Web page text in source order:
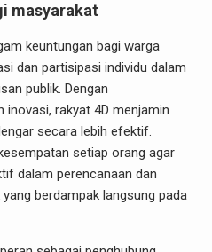
masyarakat
keuntungan bagi warga
dan partisipasi individu dalam
publik. Dengan
rakyat 4D menjamin
secara lebih efektif.
setiap orang agar
dalam perencanaan dan
berdampak langsung pada